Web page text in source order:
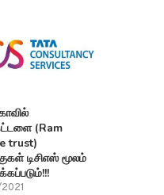
(Ram
trust)
டிசிஎஸ் மூலம்